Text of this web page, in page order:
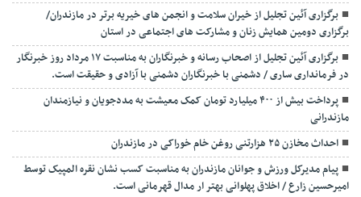
برگزاری آئین تجلیل از خیران سلامت و انجمن های خیریه برتر در مازندران/
برگزاری دومین همایش زنان و مشارکت های اجتماعی در استان
برگزاری آئین تجلیل از اصحاب رسانه و خبرنگاران به مناسبت ۱۷ مرداد روز خبرنگار
در فرمانداری ساری / دشمنی با خبرنگاران دشمنی با آزادی و حقیقت است.
پرداخت بیش از ۴۰۰ میلیارد تومان کمک معیشت به مددجویان و نیازمندان
مازندرانی
احداث مخازن ۲۵ هزارتنی روغن خام خوراکی در مازندران
پیام مدیرکل ورزش و جوانان مازندران به مناسبت کسب نشان نقره المپیک توسط
امیرحسین زارع / اخلاق پهلوانی بهتر ار مدال قهرمانی است.